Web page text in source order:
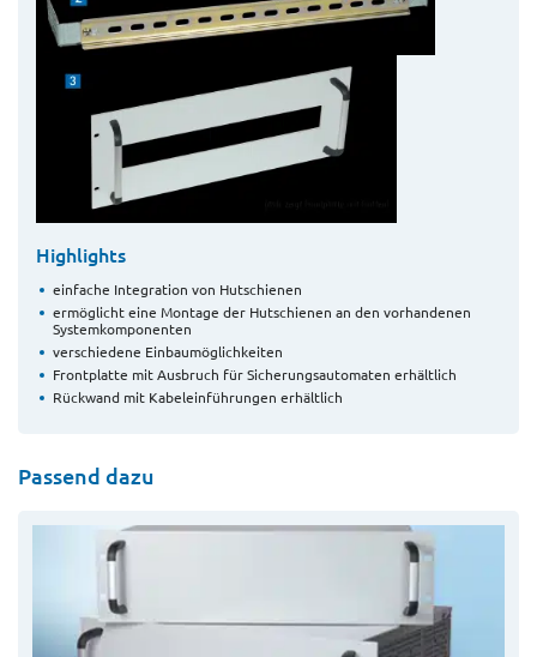
Highlights
einfache Integration von Hutschienen
ermöglicht eine Montage der Hutschienen an den vorhandenen
Systemkomponenten
verschiedene Einbaumöglichkeiten
Frontplatte mit Ausbruch für Sicherungsautomaten erhältlich
Rückwand mit Kabeleinführungen erhältlich
Passend dazu